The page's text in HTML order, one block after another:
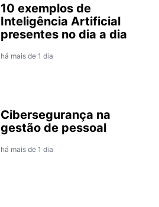
10 exemplos de
Inteligência Artificial
presentes no dia a dia
há mais de 1 dia
Cibersegurança na
gestão de pessoal
há mais de 1 dia